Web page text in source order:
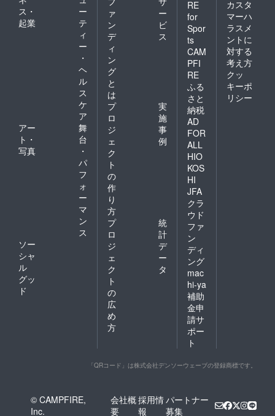
ス・
起業
ー
テ
ィ
ー
・
ヘ
ル
ス
ケ
ア
アー
ト・
写真
舞
台
・
パ
フ
ォ
ー
マ
ン
ス
ソー
シャ
ル
グッ
ド
ァ
ン
デ
ィ
ン
グ
と
は
ー
ビ
ス
プ
ロ
ジ
ェ
ク
ト
の
作
り
方
実
施
事
例
プ
ロ
ジ
ェ
ク
ト
の
広
め
方
統
計
デ
ー
タ
RE
for
Spor
ts
CAM
PFI
RE
ふる
さと
納税
AD
FOR
ALL
HIO
KOS
HI
JFA
クラ
ウド
ファ
ン
ディ
ング
mac
hi-ya
補助
金申
請サ
ポー
ト
カスタ
マーハ
ラスメ
ントに
対する
考え方
クッ
キーポ
リシー
「QRコード」は株式会社デンソーウェーブの登録商標です。
© CAMPFIRE,
Inc.
会社概
要
採用情
報
パートナー
募集